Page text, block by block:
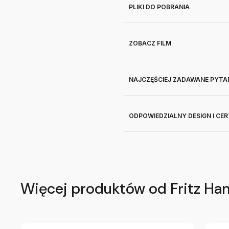
PLIKI DO POBRANIA
ZOBACZ FILM
NAJCZĘŚCIEJ ZADAWANE
ODPOWIEDZIALNY DESIGN I
Więcej produktów od Fritz